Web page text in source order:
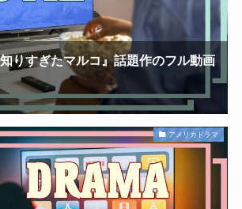
りすぎたマルコ』話題作のフル動画
アメリカドラマ